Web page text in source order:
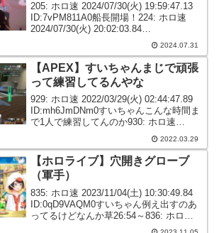
205: ホロ速 2024/07/30(火) 19:59:47.13
ID:7vPM811A0船長開場！224: ホロ速
2024/07/30(火) 20:02:03.84
2024.07.31
【APEX】すいちゃんまじで頑張
って練習してるんやな
929: ホロ速 2022/03/29(火) 02:44:47.89
ID:mh6JmDNm0すいちゃんこんな時間ま
で1人で練習してんのか930: ホロ速
2022.03.29
【ホロライブ】穴開きグローブ
（軍手）
835: ホロ速 2023/11/04(土) 10:30:49.84
ID:0qD9VAQM0すいちゃん例え出すのあ
ってるけどなんか草26:54～836: ホロ速